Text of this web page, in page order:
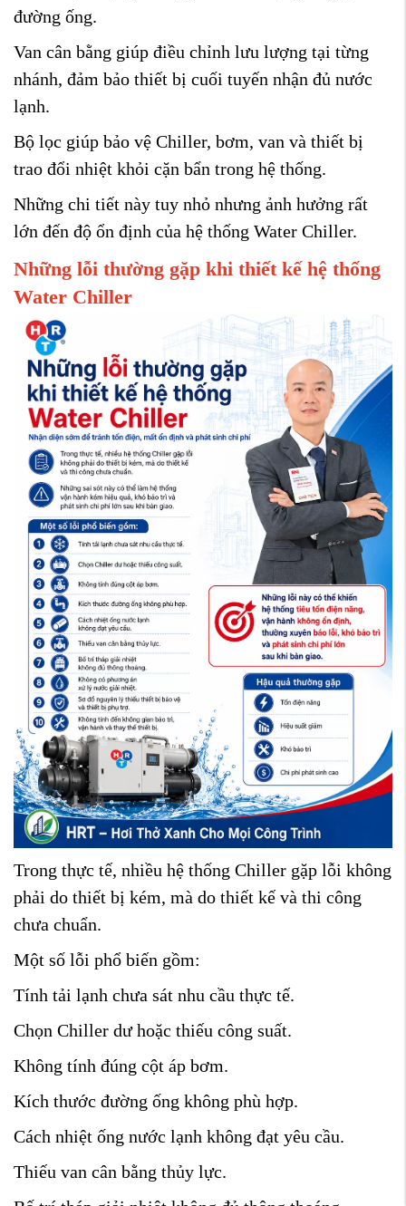
đường ống.
Van cân bằng giúp điều chỉnh lưu lượng tại từng
nhánh, đảm bảo thiết bị cuối tuyến nhận đủ nước
lạnh.
Bộ lọc giúp bảo vệ Chiller, bơm, van và thiết bị
trao đổi nhiệt khỏi cặn bẩn trong hệ thống.
Những chi tiết này tuy nhỏ nhưng ảnh hưởng rất
lớn đến độ ổn định của hệ thống Water Chiller.
Những lỗi thường gặp khi thiết kế hệ thống
Water Chiller
Trong thực tế, nhiều hệ thống Chiller gặp lỗi không
phải do thiết bị kém, mà do thiết kế và thi công
chưa chuẩn.
Một số lỗi phổ biến gồm:
Tính tải lạnh chưa sát nhu cầu thực tế.
Chọn Chiller dư hoặc thiếu công suất.
Không tính đúng cột áp bơm.
Kích thước đường ống không phù hợp.
Cách nhiệt ống nước lạnh không đạt yêu cầu.
Thiếu van cân bằng thủy lực.